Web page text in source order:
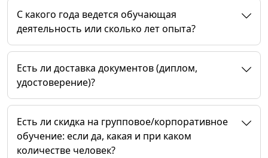
C какого года ведется обучающая
деятельность или сколько лет опыта?
Есть ли доставка документов (диплом,
удостоверение)?
Есть ли скидка на групповое/корпоративное
обучение: если да, какая и при каком
количестве человек?